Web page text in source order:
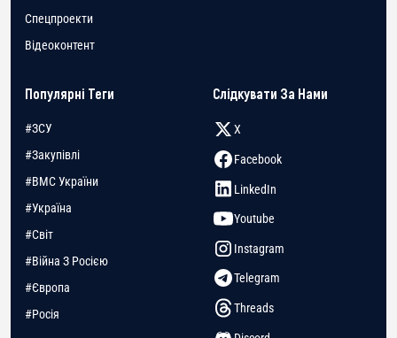
Спецпроекти
Відеоконтент
Популярні Теги
#ЗСУ
#Закупівлі
#ВМС України
#Україна
#Світ
#Війна З Росією
#Європа
#Росія
Слідкувати За Нами
X
Facebook
LinkedIn
Youtube
Instagram
Telegram
Threads